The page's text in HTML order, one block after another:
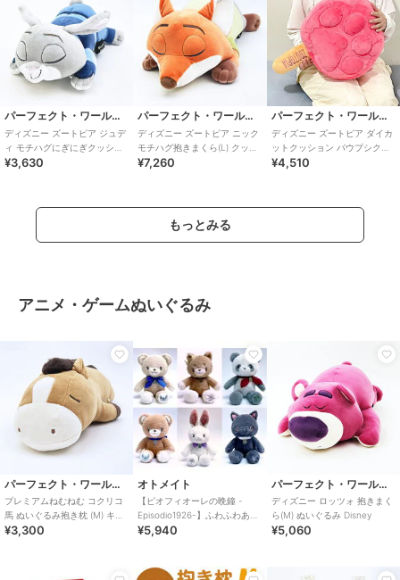
パーフェクト・ワールド・トーキョー
ディズニー ズートピア ジュデ
ィ モチハグにぎにぎクッショ
ン ぬいぐるみ 寝具 Disney
¥3,630
パーフェクト・ワールド・トーキョー
ディズニー ズートピア ニック
モチハグ抱きまくら(L) クッシ
ョン ぬいぐるみ 寝具 Disne
¥7,260
パーフェクト・ワールド・トーキョー
ディズニー ズートピア ダイカ
ットクッション パウプシクル
クッション Disney
¥4,510
もっとみる
アニメ・ゲームぬいぐるみ
パーフェクト・ワールド・トーキョー
プレミアムねむねむ コクリコ
馬 ぬいぐるみ抱き枕 (M) キャ
メル りぶはあと 2026 干支
¥3,300
オトメイト
【ピオフィオーレの晩鐘 -
Episodio1926-】ふわふわあに
まるぬいぐるみ(全6種)
¥5,940
パーフェクト・ワールド・トーキョー
ディズニー ロッツォ 抱きまく
ら(M) ぬいぐるみ Disney
¥5,060